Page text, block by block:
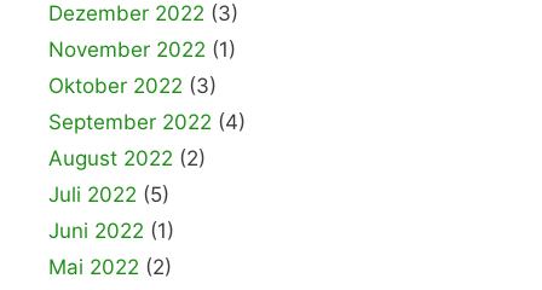
Dezember 2022 (3)
November 2022 (1)
Oktober 2022 (3)
September 2022 (4)
August 2022 (2)
Juli 2022 (5)
Juni 2022 (1)
Mai 2022 (2)